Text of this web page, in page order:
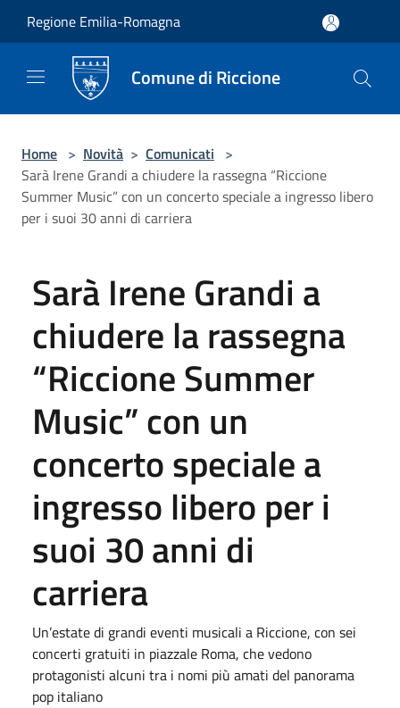
Regione Emilia-Romagna
Comune di Riccione
Home > Novità > Comunicati >
Sarà Irene Grandi a chiudere la rassegna “Riccione
Summer Music” con un concerto speciale a ingresso libero
per i suoi 30 anni di carriera
Sarà Irene Grandi a
chiudere la rassegna
“Riccione Summer
Music” con un
concerto speciale a
ingresso libero per i
suoi 30 anni di
carriera
Un’estate di grandi eventi musicali a Riccione, con sei
concerti gratuiti in piazzale Roma, che vedono
protagonisti alcuni tra i nomi più amati del panorama
pop italiano